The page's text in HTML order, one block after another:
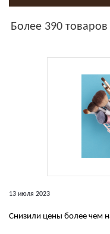
Более 390
13 июля 2023
Снизили цены более чем